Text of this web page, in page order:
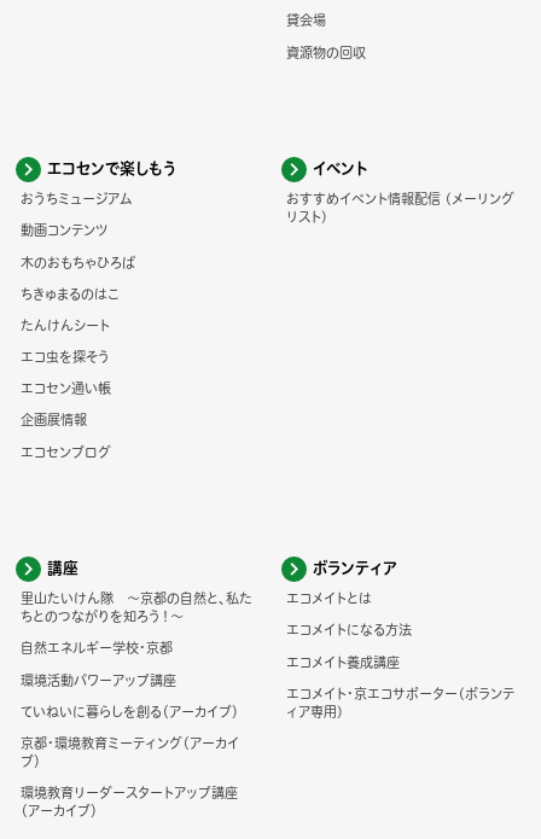
貸会場
資源物の回収
エコセンで楽しもう
おうちミュージアム
動画コンテンツ
木のおもちゃひろば
ちきゅまるのはこ
たんけんシート
エコ虫を探そう
エコセン通い帳
企画展情報
エコセンブログ
イベント
おすすめイベント情報配信 (メーリング
リスト)
講座
里山たいけん隊 ～京都の自然と、私た
ちとのつながりを知ろう！～
自然エネルギー学校・京都
環境活動パワーアップ講座
ていねいに暮らしを創る（アーカイブ）
京都・環境教育ミーティング（アーカイ
ブ）
環境教育リーダースタートアップ講座
（アーカイブ）
ボランティア
エコメイトとは
エコメイトになる方法
エコメイト養成講座
エコメイト・京エコサポーター(ボランテ
ィア専用)